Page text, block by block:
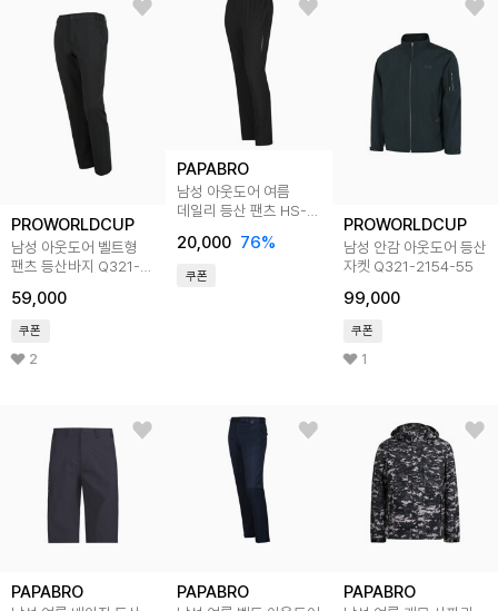
PROWORLDCUP
남성 아웃도어 벨트형
팬츠 등산바지 Q321-
59,000
쿠폰
2
PAPABRO
남성 아웃도어 여름
데일리 등산 팬츠 HS-
20,000 76%
쿠폰
PROWORLDCUP
남성 안감 아웃도어 등산
자켓 Q321-2154-55
99,000
쿠폰
1
PAPABRO PAPABRO PAPABRO